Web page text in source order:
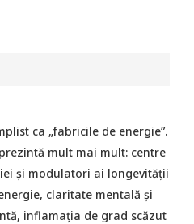
ca „fabricile de energie”.
mult mai mult: centre
și modulatori ai longevității
claritate mentală şi
inflamația de grad scăzut